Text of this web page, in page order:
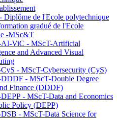
Diplôme de l'Ecole polytechnique
gradué de l'Ecole
-MSc&T
AI-ViC - MScT-Artificial
and Advanced Visual
- MScT-Cybersecurity (CyS)
- MScT-Double Degree
Finance (DDDF)
- MScT-Data and Economics
Policy (DEPP)
- MScT-Data Science for